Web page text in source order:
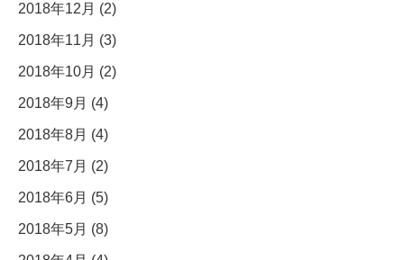
2018年12月 (2)
2018年11月 (3)
2018年10月 (2)
2018年9月 (4)
2018年8月 (4)
2018年7月 (2)
2018年6月 (5)
2018年5月 (8)